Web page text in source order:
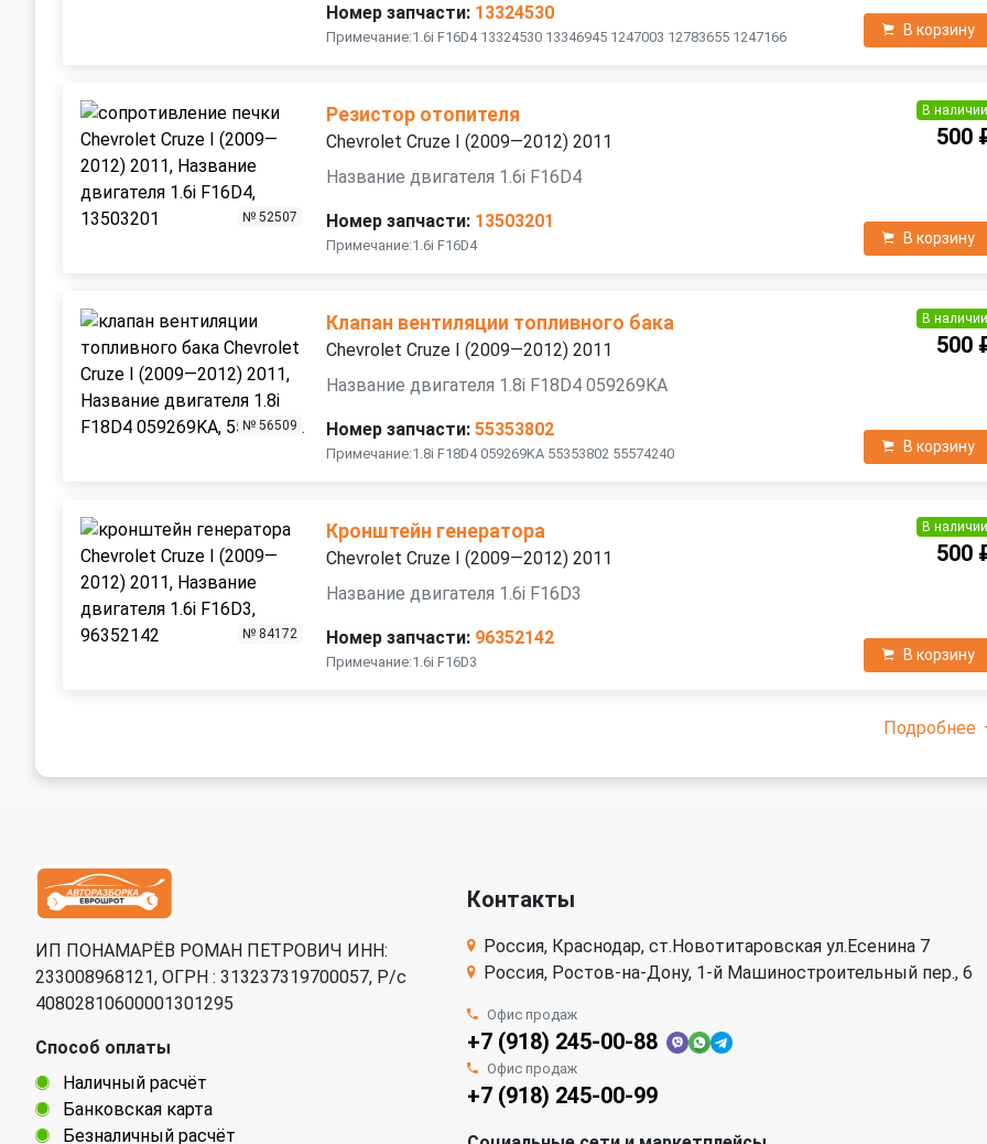
Номер запчасти: 13324530
Примечание:1.6i F16D4 13324530 13346945 1247003 12783655 1247166 В корзину
№ 52507
Резистор отопителя
Chevrolet Cruze I (2009—2012) 2011
Название двигателя 1.6i F16D4
Номер запчасти: 13503201
Примечание:1.6i F16D4
В наличии
500
В корзину
№ 56509
Клапан вентиляции топливного бака
Chevrolet Cruze I (2009—2012) 2011
Название двигателя 1.8i F18D4 059269KA
Номер запчасти: 55353802
Примечание:1.8i F18D4 059269KA 55353802 55574240
В наличии
500
В корзину
№ 84172
Кронштейн генератора
Chevrolet Cruze I (2009—2012) 2011
Название двигателя 1.6i F16D3
Номер запчасти: 96352142
Примечание:1.6i F16D3
В наличии
500
В корзину
Подробнее
ИП ПОНАМАРЁВ РОМАН ПЕТРОВИЧ ИНН:
233008968121, ОГРН : 313237319700057, Р/c
40802810600001301295
Способ оплаты
Наличный расчёт
Банковская карта
Безналичный расчёт
Контакты
Россия, Краснодар, ст.Новотитаровская ул.Есенина 7
Россия, Ростов-на-Дону, 1-й Машиностроительный пер., 6
Офис продаж
+7 (918) 245-00-88
Офис продаж
+7 (918) 245-00-99